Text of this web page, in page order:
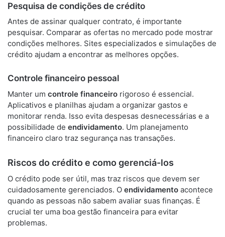
Pesquisa de condições de crédito
Antes de assinar qualquer contrato, é importante
pesquisar. Comparar as ofertas no mercado pode mostrar
condições melhores. Sites especializados e simulações de
crédito ajudam a encontrar as melhores opções.
Controle financeiro pessoal
Manter um controle financeiro rigoroso é essencial.
Aplicativos e planilhas ajudam a organizar gastos e
monitorar renda. Isso evita despesas desnecessárias e a
possibilidade de endividamento. Um planejamento
financeiro claro traz segurança nas transações.
Riscos do crédito e como gerenciá-los
O crédito pode ser útil, mas traz riscos que devem ser
cuidadosamente gerenciados. O endividamento acontece
quando as pessoas não sabem avaliar suas finanças. É
crucial ter uma boa gestão financeira para evitar
problemas.